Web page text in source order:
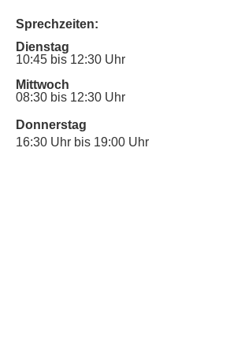
Sprechzeiten:
Dienstag
10:45 bis 12:30 Uhr
Mittwoch
08:30 bis 12:30 Uhr
Donnerstag
16:30 Uhr bis 19:00 Uhr